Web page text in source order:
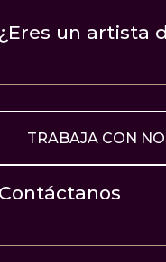
¿Eres un artista
TRABAJA CON
Contáctanos